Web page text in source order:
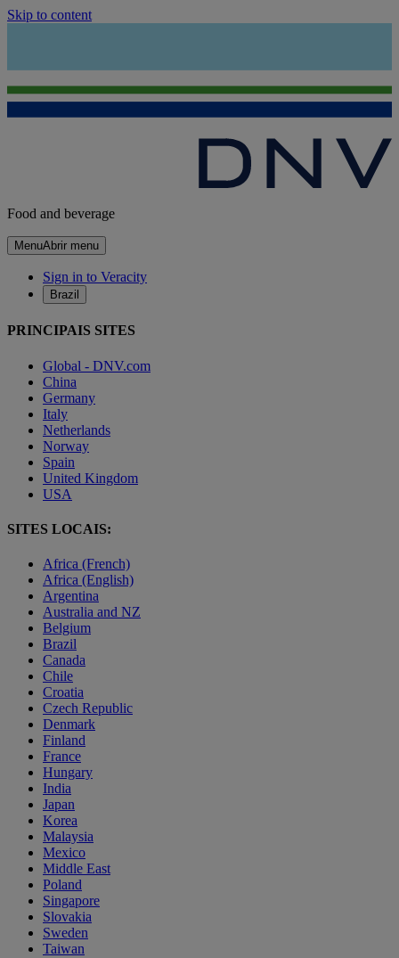
Skip to content
Food and beverage
MenuAbrir menu
Sign in to Veracity
Brazil
PRINCIPAIS SITES
Global - DNV.com
China
Germany
Italy
Netherlands
Norway
Spain
United Kingdom
USA
SITES LOCAIS:
Africa (French)
Africa (English)
Argentina
Australia and NZ
Belgium
Brazil
Canada
Chile
Croatia
Czech Republic
Denmark
Finland
France
Hungary
India
Japan
Korea
Malaysia
Mexico
Middle East
Poland
Singapore
Slovakia
Sweden
Taiwan